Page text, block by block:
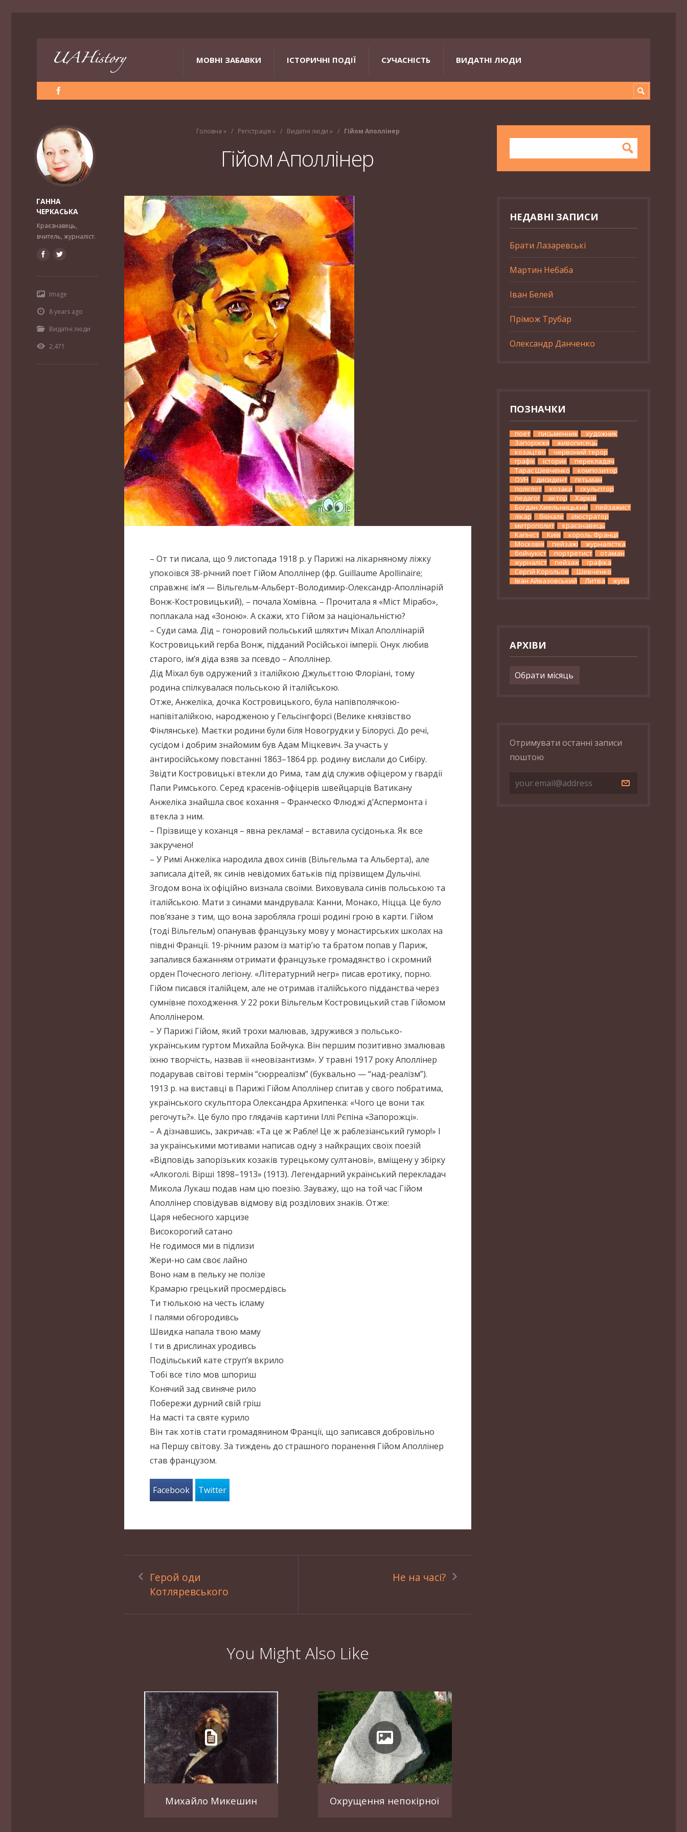
МОВНІ ЗАБАВКИ ІСТОРИЧНІ ПОДІЇ СУЧАСНІСТЬ ВИДАТНІ ЛЮДИ
Головна » Регістрація » Видатні люди » Гійом Аполлінер
Гійом Аполлінер
– От ти писала, що 9 листопада 1918 р. у Парижі на лікарняному ліжку
упокоївся 38-річний поет Гійом Аполлінер (фр. Guillaume Apollinaire;
справжнє ім’я — Вільгельм-Альберт-Володимир-Олександр-Аполлінарій
Вонж-Костровицький), – почала Хомівна. – Прочитала я «Міст Мірабо»,
поплакала над «Зоною». А скажи, хто Гійом за національністю?
– Суди сама. Дід – гоноровий польський шляхтич Міхал Аполлінарій
Костровицький герба Вонж, підданий Російської імперії. Онук любив
старого, ім’я діда взяв за псевдо – Аполлінер.
Дід Міхал був одружений з італійкою Джульєттою Флоріані, тому
родина спілкувалася польською й італійською.
Отже, Анжеліка, дочка Костровицького, була напівполячкою-
напівіталійкою, народженою у Гельсінгфорсі (Велике князівство
Фінлянське). Маєтки родини були біля Новогрудки у Білорусі. До речі,
сусідом і добрим знайомим був Адам Міцкевич. За участь у
антиросійському повстанні 1863–1864 рр. родину вислали до Сибіру.
Звідти Костровицькі втекли до Рима, там дід служив офіцером у гвардії
Папи Римського. Серед красенів-офіцерів швейцарців Ватикану
Анжеліка знайшла своє кохання – Франческо Флюджі д’Аспермонта і
втекла з ним.
– Прізвище у коханця – явна реклама! – вставила сусідонька. Як все
закручено!
– У Римі Анжеліка народила двох синів (Вільгельма та Альберта), але
записала дітей, як синів невідомих батьків під прізвищем Дульчіні.
Згодом вона їх офіційно визнала своїми. Виховувала синів польською та
італійською. Мати з синами мандрувала: Канни, Монако, Ніцца. Це було
пов’язане з тим, що вона заробляла гроші родині грою в карти. Гійом
(тоді Вільгельм) опанував французьку мову у монастирських школах на
півдні Франції. 19-річним разом із матір’ю та братом попав у Париж,
запалився бажанням отримати французьке громадянство і скромний
орден Почесного легіону. «Літературний негр» писав еротику, порно.
Гійом писався італійцем, але не отримав італійського підданства через
сумнівне походження. У 22 роки Вільгельм Костровицький став Гійомом
Аполлінером.
– У Парижі Гійом, який трохи малював, здружився з польсько-
українським гуртом Михайла Бойчука. Він першим позитивно змалював
їхню творчість, назвав її «неовізантизм». У травні 1917 року Аполлінер
подарував світові термін “сюрреалізм” (буквально — “над-реалізм”).
1913 р. на виставці в Парижі Гійом Аполлінер спитав у свого побратима,
українського скульптора Олександра Архипенка: «Чого це вони так
регочуть?». Це було про глядачів картини Іллі Рєпіна «Запорожці».
– А дізнавшись, закричав: «Та це ж Рабле! Це ж раблезіанський гумор!» І
за українськими мотивами написав одну з найкращих своїх поезій
«Відповідь запорізьких козаків турецькому султанові», вміщену у збірку
«Алкоголі. Вірші 1898–1913» (1913). Легендарний український перекладач
Микола Лукаш подав нам цю поезію. Зауважу, що на той час Гійом
Аполлінер сповідував відмову від розділових знаків. Отже:
Царя небесного харцизе
Високорогий сатано
Не годимося ми в підлизи
Жери-но сам своє лайно
Воно нам в пельку не полізе
Крамарю грецький просмердівсь
Ти тюлькою на честь ісламу
І палями обгородивсь
Швидка напала твою маму
І ти в дрислинах уродивсь
Подільський кате струп’я вкрило
Тобі все тіло мов шпориш
Конячий зад свиняче рило
Побережи дурний свій гріш
На масті та святе курило
Він так хотів стати громадянином Франції, що записався добровільно
на Першу світову. За тиждень до страшного поранення Гійом Аполлінер
став французом.
Facebook Twitter
Герой оди
Котляревського
Не на часі?
You Might Also Like
Михайло Микешин Охрущення непокірної
ГАННА
ЧЕРКАСЬКА
Краєзнавець,
вчитель, журналіст.
Image
8 years ago
Видатні люди
2,471
НЕДАВНІ ЗАПИСИ
Брати Лазаревські
Мартин Небаба
Іван Белей
Прімож Трубар
Олександр Данченко
ПОЗНАЧКИ
поет письменник
художник
Запоріжжя
живописець
козацтво
червоний терор
графік
історик
перекладач
Тарас Шевченко
композитор
ОУН
дисидент
гетьман
поліглот
козаки
скульптор
педагог
актор
Харків
Богдан Хмельницький
пейзажист
лікар
бієнале
ілюстратор
митрополит
краєзнавець
Капніст
Київ
король Франції
Московія
пейзажі
журналістка
бойчукіст
портретист
отаман
журналіст
пейзаж
графіка
Сергій Корольов
Шевченко
Іван Айвазовський
Литва жупа
АРХІВИ
Архіви
Отримувати останні записи
поштою